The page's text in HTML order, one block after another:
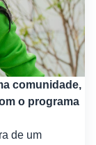
comunidade,
o programa
de um